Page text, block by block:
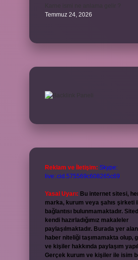
Temmuz 24, 2026
Reklam ve İletişim: Skype:
live:.cid.575569c608265c69
Yasal Uyarı: Bu internet sitesi,
marka, kurum veya şahıs şirketi
bağlantısı bulunmamaktadır.
kendi hazırladığımız makaleler
paylaşılmaktadır. Burada yer
haber niteliği taşımamakta olup,
ve kişiler hakkında paylaşım
Gerçek kurum ve kişiler ile isim